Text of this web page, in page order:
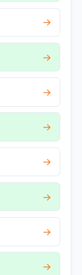
→
→
→
→
→
→
→
→